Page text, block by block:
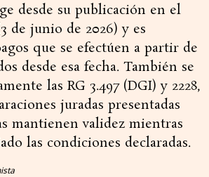
desde su publicación en el
de junio de 2026) y es
que se efectúen a partir de
desde esa fecha. También se
las RG 3.497 (DGI) y 2228,
juradas presentadas
mantienen validez mientras
las condiciones declaradas.